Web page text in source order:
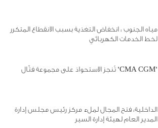
مياه الجنوب : انخفاض التغذية بسبب الانقطاع المتكرر
لخط الخدمات الكهربائي
"CMA CGM" تُنجز الاستحواذ على مجموعة فتّال
الداخلية: فتح المجال لملء مركز رئيس مجلس إدارة
المدير العام لهيئة إدارة السير